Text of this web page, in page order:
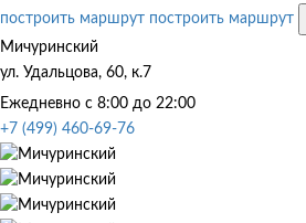
построить маршрут построить маршрут
Мичуринский
ул. Удальцова, 60, к.7
Ежедневно с 8:00 до 22:00
+7 (499) 460-69-76